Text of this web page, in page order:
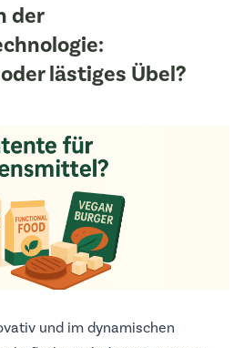
der
lästiges Übel?
und im dynamischen